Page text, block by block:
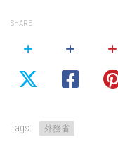
SHARE
Tags: 外務省